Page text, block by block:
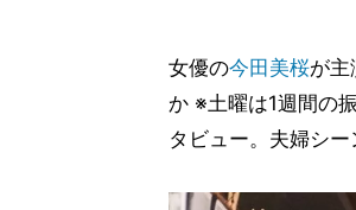
女優の今田美桜が主
か ※土曜は1週間の
タビュー。夫婦シ